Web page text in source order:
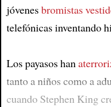
Article
jóvenesbromistas
telefónicas inventando
Los payasos han
tanto a niños como a
cuando Stephen King